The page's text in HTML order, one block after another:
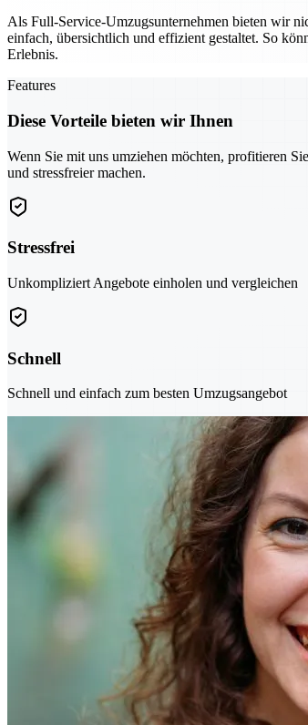
Als Full-Service-Umzugsunternehmen bieten wir
einfach, übersichtlich und effizient gestaltet. So
Erlebnis.
Features
Diese Vorteile bieten wir Ihnen
Wenn Sie mit uns umziehen möchten, profitieren
und stressfreier machen.
Stressfrei
Unkompliziert Angebote einholen und vergleichen
Schnell
Schnell und einfach zum besten Umzugsangebot